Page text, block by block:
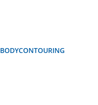
BODYCONTOURING